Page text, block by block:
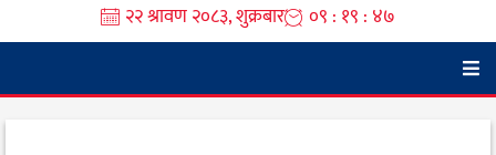
२२ श्रावण २०८३, शुक्रबार ०९ : १९ : ४७